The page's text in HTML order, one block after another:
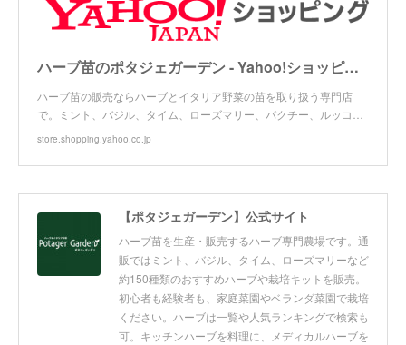
ハーブ苗のポタジェガーデン - Yahoo!ショッピング
ハーブ苗の販売ならハーブとイタリア野菜の苗を取り扱う専門店
で。ミント、バジル、タイム、ローズマリー、パクチー、ルッコ…
store.shopping.yahoo.co.jp
【ポタジェガーデン】公式サイト
ハーブ苗を生産・販売するハーブ専門農場です。通
販ではミント、バジル、タイム、ローズマリーなど
約150種類のおすすめハーブや栽培キットを販売。
初心者も経験者も、家庭菜園やベランダ菜園で栽培
ください。ハーブは一覧や人気ランキングで検索も
可。キッチンハーブを料理に、メディカルハーブを